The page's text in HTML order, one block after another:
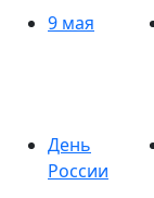
9 мая
День
России